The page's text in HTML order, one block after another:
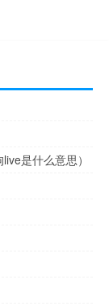
是什么意思）